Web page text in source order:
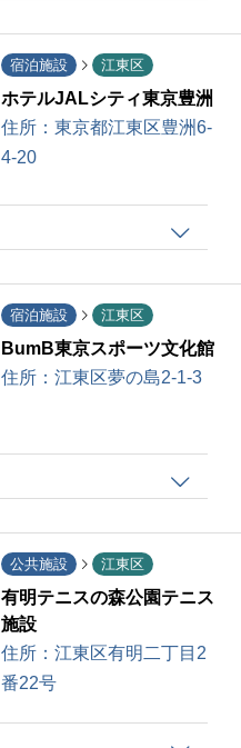
宿泊施設 江東区
ホテルJALシティ東京豊洲
住所： 東京都江東区豊洲6-
4-20
宿泊施設 江東区
BumB東京スポーツ文化館
住所： 江東区夢の島2-1-3
公共施設 江東区
有明テニスの森公園テニス
施設
住所： 江東区有明二丁目2
番22号